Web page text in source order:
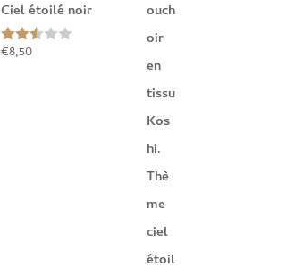
Ciel étoilé noir
Note
€8,50